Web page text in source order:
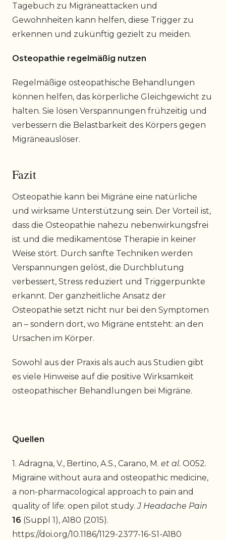
Tagebuch zu Migräneattacken und
Gewohnheiten kann helfen, diese Trigger zu
erkennen und zukünftig gezielt zu meiden.
Osteopathie regelmäßig nutzen
Regelmäßige osteopathische Behandlungen
können helfen, das körperliche Gleichgewicht zu
halten. Sie lösen Verspannungen frühzeitig und
verbessern die Belastbarkeit des Körpers gegen
Migräneauslöser.
Fazit
Osteopathie kann bei Migräne eine natürliche
und wirksame Unterstützung sein. Der Vorteil ist,
dass die Osteopathie nahezu nebenwirkungsfrei
ist und die medikamentöse Therapie in keiner
Weise stört. Durch sanfte Techniken werden
Verspannungen gelöst, die Durchblutung
verbessert, Stress reduziert und Triggerpunkte
erkannt. Der ganzheitliche Ansatz der
Osteopathie setzt nicht nur bei den Symptomen
an – sondern dort, wo Migräne entsteht: an den
Ursachen im Körper.
Sowohl aus der Praxis als auch aus Studien gibt
es viele Hinweise auf die positive Wirksamkeit
osteopathischer Behandlungen bei Migräne.
Quellen
1. Adragna, V., Bertino, A.S., Carano, M. et al. O052.
Migraine without aura and osteopathic medicine,
a non-pharmacological approach to pain and
quality of life: open pilot study.J Headache Pain
16 (Suppl 1), A180 (2015).
https://doi.org/10.1186/1129-2377-16-S1-A180